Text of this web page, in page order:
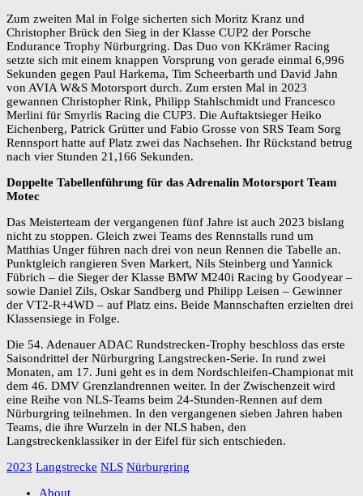
Zum zweiten Mal in Folge sicherten sich Moritz Kranz und
Christopher Brück den Sieg in der Klasse CUP2 der Porsche
Endurance Trophy Nürburgring. Das Duo von KKrämer Racing
setzte sich mit einem knappen Vorsprung von gerade einmal 6,996
Sekunden gegen Paul Harkema, Tim Scheerbarth und David Jahn
von AVIA W&S Motorsport durch. Zum ersten Mal in 2023
gewannen Christopher Rink, Philipp Stahlschmidt und Francesco
Merlini für Smyrlis Racing die CUP3. Die Auftaktsieger Heiko
Eichenberg, Patrick Grütter und Fabio Grosse von SRS Team Sorg
Rennsport hatte auf Platz zwei das Nachsehen. Ihr Rückstand betrug
nach vier Stunden 21,166 Sekunden.
Doppelte Tabellenführung für das Adrenalin Motorsport Team
Motec
Das Meisterteam der vergangenen fünf Jahre ist auch 2023 bislang
nicht zu stoppen. Gleich zwei Teams des Rennstalls rund um
Matthias Unger führen nach drei von neun Rennen die Tabelle an.
Punktgleich rangieren Sven Markert, Nils Steinberg und Yannick
Fübrich – die Sieger der Klasse BMW M240i Racing by Goodyear –
sowie Daniel Zils, Oskar Sandberg und Philipp Leisen – Gewinner
der VT2-R+4WD – auf Platz eins. Beide Mannschaften erzielten drei
Klassensiege in Folge.
Die 54. Adenauer ADAC Rundstrecken-Trophy beschloss das erste
Saisondrittel der Nürburgring Langstrecken-Serie. In rund zwei
Monaten, am 17. Juni geht es in dem Nordschleifen-Championat mit
dem 46. DMV Grenzlandrennen weiter. In der Zwischenzeit wird
eine Reihe von NLS-Teams beim 24-Stunden-Rennen auf dem
Nürburgring teilnehmen. In den vergangenen sieben Jahren haben
Teams, die ihre Wurzeln in der NLS haben, den
Langstreckenklassiker in der Eifel für sich entschieden.
2023 Langstrecke NLS Nürburgring
About